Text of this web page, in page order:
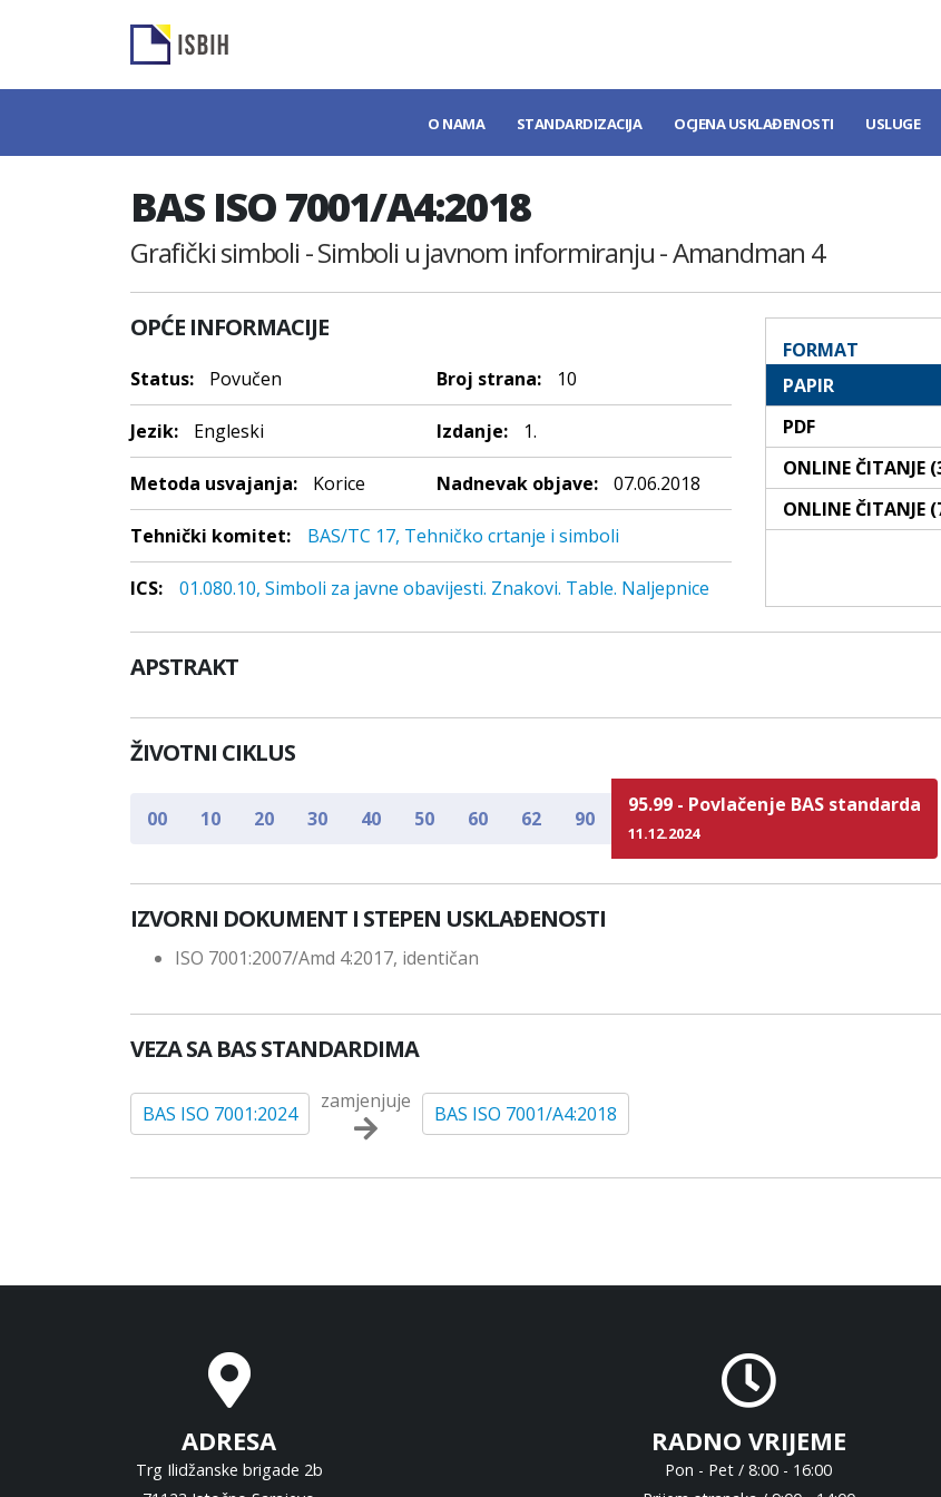
O NAMA STANDARDIZACIJA OCJENA USKLAĐENOSTI USLUGE
BAS ISO 7001/A4:2018
Grafički simboli - Simboli u javnom informiranju - Amandman 4
OPĆE INFORMACIJE
Status: Povučen Broj strana: 10
Jezik: Engleski Izdanje: 1.
Metoda usvajanja: Korice Nadnevak objave: 07.06.2018
Tehnički komitet: BAS/TC 17, Tehničko crtanje i simboli
ICS: 01.080.10, Simboli za javne obavijesti. Znakovi. Table. Naljepnice
FORMAT
PAPIR
PDF
ONLINE ČITANJE
ONLINE ČITANJE
APSTRAKT
ŽIVOTNI CIKLUS
00 10 20 30 40 50 60 62 90
95.99 - Povlačenje BAS standarda
11.12.2024
IZVORNI DOKUMENT I STEPEN USKLAĐENOSTI
ISO 7001:2007/Amd 4:2017, identičan
VEZA SA BAS STANDARDIMA
BAS ISO 7001:2024
zamjenjuje
BAS ISO 7001/A4:2018
ADRESA
Trg Ilidžanske brigade 2b
RADNO VRIJEME
Pon - Pet / 8:00 - 16:00